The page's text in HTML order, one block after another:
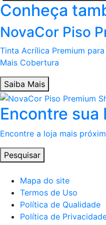
Conheça
NovaCor Piso
Tinta Acrílica Premium
Mais Cobertura
Saiba Mais
Encontre sua
Encontre a loja mais
Pesquisar
Mapa do site
Termos de Uso
Política de Qualidade
Política de